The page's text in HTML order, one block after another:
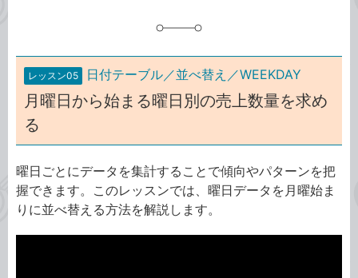
レッスン05 日付テーブル／並べ替え／WEEKDAY
月曜日から始まる曜日別の売上数量を求め
る
曜日ごとにデータを集計することで傾向やパターンを把
握できます。このレッスンでは、曜日データを月曜始ま
りに並べ替える方法を解説します。